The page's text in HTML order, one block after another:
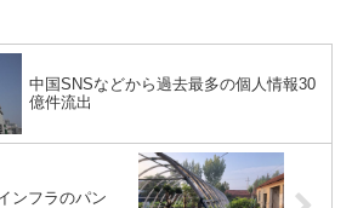
中国SNSなどから過去最多の個人情報30
億件流出
ンフラのパン